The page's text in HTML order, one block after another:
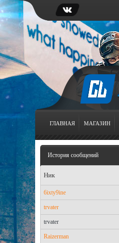
ГЛАВНАЯ МАГАЗИН
История сообщений
Ник
6ixty9ine
trvater
trvater
Raizerman